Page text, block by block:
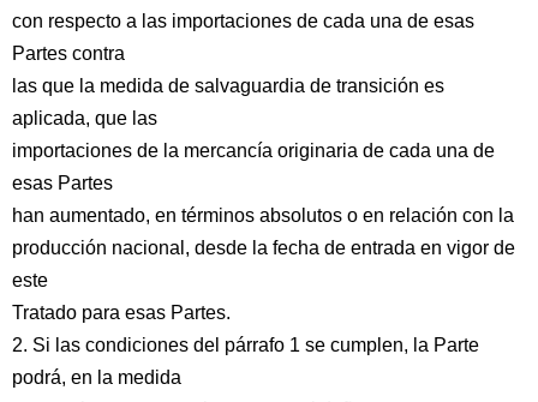
con respecto a las importaciones de cada una de esas
Partes contra
las que la medida de salvaguardia de transición es
aplicada, que las
importaciones de la mercancía originaria de cada una de
esas Partes
han aumentado, en términos absolutos o en relación con la
producción nacional, desde la fecha de entrada en vigor de
este
Tratado para esas Partes.
2. Si las condiciones del párrafo 1 se cumplen, la Parte
podrá, en la medida